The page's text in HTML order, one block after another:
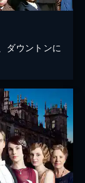
ダウントンに